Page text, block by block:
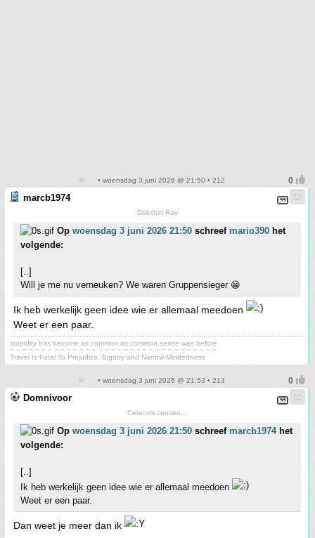
• woensdag 3 juni 2026 @ 21:50 • 212
marcb1974
Dakshin Ray
Op woensdag 3 juni 2026 21:50 schreef mario390 het
volgende:
[..]
Will je me nu verneuken? We waren Gruppensieger 😀
Ik heb werkelijk geen idee wie er allemaal meedoen
Weet er een paar.
stupidity has become as common as common sense was before
~ ~ ~ ~ ~ ~ ~ ~ ~ ~ ~ ~ ~ ~ ~ ~ ~ ~ ~ ~ ~ ~ ~ ~ ~ ~ ~ ~ ~ ~ ~ ~ ~
Travel Is Fatal To Prejudice, Bigotry and Narrow-Mindedness
• woensdag 3 juni 2026 @ 21:53 • 213
Domnivoor
Ceterum censeo...
Op woensdag 3 juni 2026 21:50 schreef marcb1974het
volgende:
[..]
Ik heb werkelijk geen idee wie er allemaal meedoen
Weet er een paar.
Dan weet je meer dan ik